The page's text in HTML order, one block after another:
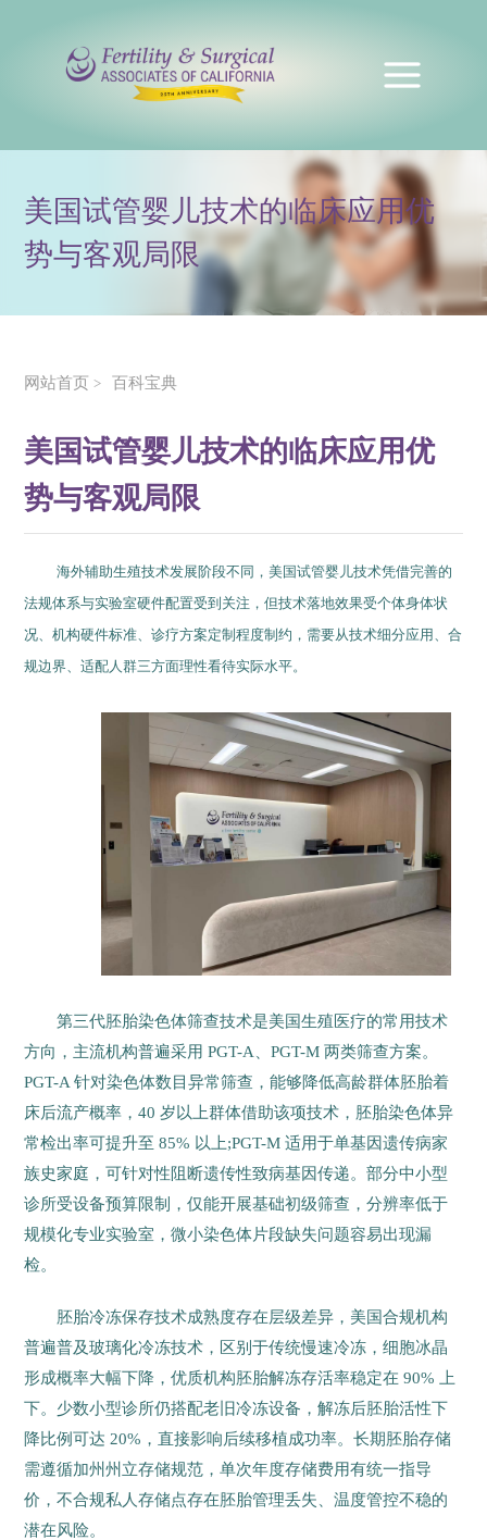
美国试管婴儿技术的临床应用优
势与客观局限
网站首页 > 百科宝典
美国试管婴儿技术的临床应用优
势与客观局限
海外辅助生殖技术发展阶段不同，美国试管婴儿技术凭借完善的
法规体系与实验室硬件配置受到关注，但技术落地效果受个体身体状
况、机构硬件标准、诊疗方案定制程度制约，需要从技术细分应用、合
规边界、适配人群三方面理性看待实际水平。
第三代胚胎染色体筛查技术是美国生殖医疗的常用技术
方向，主流机构普遍采用 PGT-A、PGT-M 两类筛查方案。
PGT-A 针对染色体数目异常筛查，能够降低高龄群体胚胎着
床后流产概率，40 岁以上群体借助该项技术，胚胎染色体异
常检出率可提升至 85% 以上;PGT-M 适用于单基因遗传病家
族史家庭，可针对性阻断遗传性致病基因传递。部分中小型
诊所受设备预算限制，仅能开展基础初级筛查，分辨率低于
规模化专业实验室，微小染色体片段缺失问题容易出现漏
检。
胚胎冷冻保存技术成熟度存在层级差异，美国合规机构
普遍普及玻璃化冷冻技术，区别于传统慢速冷冻，细胞冰晶
形成概率大幅下降，优质机构胚胎解冻存活率稳定在 90% 上
下。少数小型诊所仍搭配老旧冷冻设备，解冻后胚胎活性下
降比例可达 20%，直接影响后续移植成功率。长期胚胎存储
需遵循加州州立存储规范，单次年度存储费用有统一指导
价，不合规私人存储点存在胚胎管理丢失、温度管控不稳的
潜在风险。